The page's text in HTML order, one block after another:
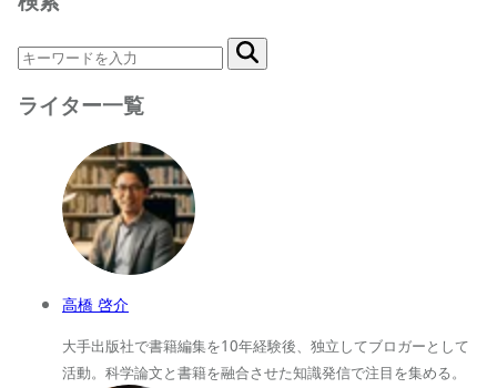
ライター一覧
高橋 啓介
大手出版社で書籍編集を10年経験後、独立してブロガーとして
活動。科学論文と書籍を融合させた知識発信で注目を集める。